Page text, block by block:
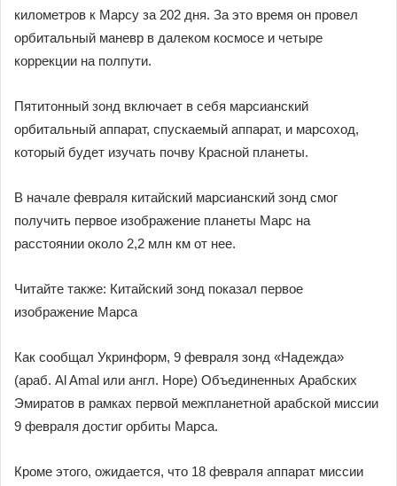
километров к Марсу за 202 дня. За это время он провел
орбитальный маневр в далеком космосе и четыре
коррекции на полпути.
Пятитонный зонд включает в себя марсианский
орбитальный аппарат, спускаемый аппарат, и марсоход,
который будет изучать почву Красной планеты.
В начале февраля китайский марсианский зонд смог
получить первое изображение планеты Марс на
расстоянии около 2,2 млн км от нее.
Читайте также: Китайский зонд показал первое
изображение Марса
Как сообщал Укринформ, 9 февраля зонд «Надежда»
(араб. Al Amal или англ. Hope) Объединенных Арабских
Эмиратов в рамках первой межпланетной арабской миссии
9 февраля достиг орбиты Марса.
Кроме этого, ожидается, что 18 февраля аппарат миссии